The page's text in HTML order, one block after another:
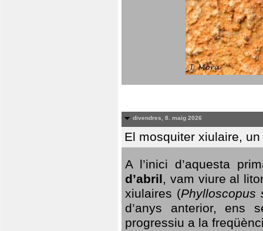
divendres, 8. maig 2026
El mosquiter xiulaire,
A l’inici d’aquesta
d’abril, vam viure al
xiulaires (Phylloscopus
d’anys anterior, ens
progressiu a la